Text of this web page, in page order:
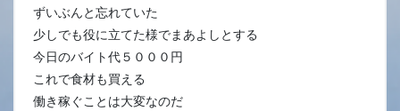
ずいぶんと忘れていた
少しでも役に立てた様でまあよしとする
今日のバイト代５０００円
これで食材も買える
働き稼ぐことは大変なのだ